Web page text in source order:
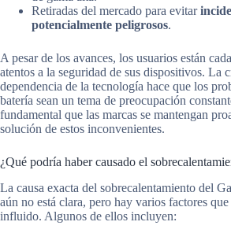
Retiradas del mercado para evitar
potencialmente peligrosos.
A pesar de los avances, los usuarios están
atentos a la seguridad de sus dispositivos. La
dependencia de la tecnología hace que los
batería sean un tema de preocupación
fundamental que las marcas se mantengan
solución de estos inconvenientes.
¿Qué podría haber causado el
La causa exacta del sobrecalentamiento del
aún no está clara, pero hay varios factores
influido. Algunos de ellos incluyen: